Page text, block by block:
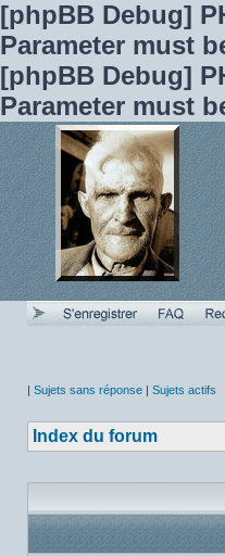
[phpBB Debug]
Parameter must
[phpBB Debug]
Parameter must
| Sujets sans réponse | Sujets actifs
Index du forum